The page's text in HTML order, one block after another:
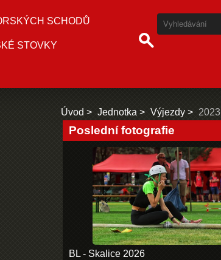
SCHODŮ
STOVKY
Úvod Jednotka Výjezdy 2023
Poslední fotografie
BL - Skalice 2026